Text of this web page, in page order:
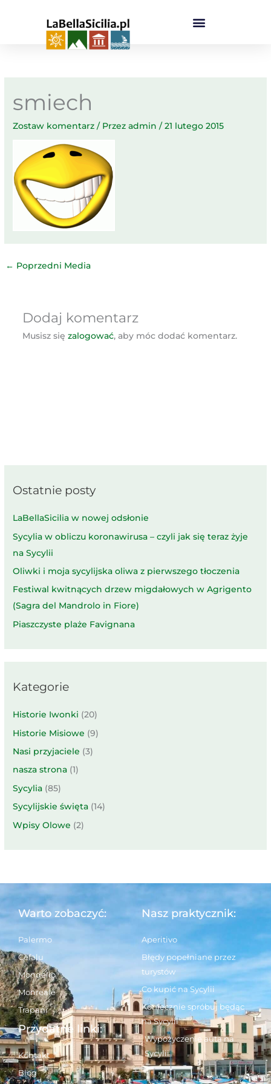
smiech
Zostaw komentarz / Przezadmin/21 lutego 2015
← Poprzedni Media
Dodaj komentarz
Musisz się zalogować, aby móc dodać komentarz.
Ostatnie posty
LaBellaSicilia w nowej odsłonie
Sycylia w obliczu koronawirusa – czyli jak się teraz żyje
na Sycylii
Oliwki i moja sycylijska oliwa z pierwszego tłoczenia
Festiwal kwitnących drzew migdałowych w Agrigento
(Sagra del Mandrolo in Fiore)
Piaszczyste plaże Favignana
Kategorie
Historie Iwonki (20)
Historie Misiowe (9)
Nasi przyjaciele (3)
nasza strona (1)
Sycylia (85)
Sycylijskie święta (14)
Wpisy Olowe (2)
Warto zobaczyć:
Palermo
Cefalu
Mondello
Monreale
Trapani
Nasz praktycznik:
Aperitivo
Błędy popełniane przez
turystów
Co kupić na Sycylii
Koniecznie spróbuj będąc
na Sycylii
Wypożyczenie auta na
Sycylii
Przydatne linki:
Kontakt
Blog